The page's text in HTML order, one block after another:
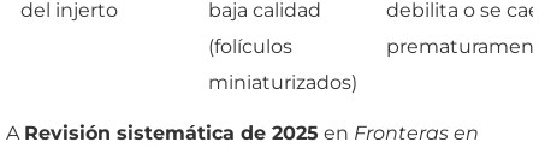
del injerto
baja calidad
(folículos
miniaturizados)
debilita o se cae
A Revisión sistemática de 2025 en Fronteras en